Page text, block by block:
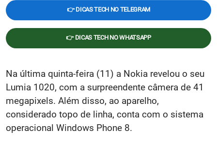
👉 DICAS TECH NO TELEGRAM
👉 DICAS TECH NO WHATSAPP
Na última quinta-feira (11) a Nokia revelou o seu
Lumia 1020, com a surpreendente câmera de 41
megapixels. Além disso, ao aparelho,
considerado topo de linha, conta com o sistema
operacional Windows Phone 8.